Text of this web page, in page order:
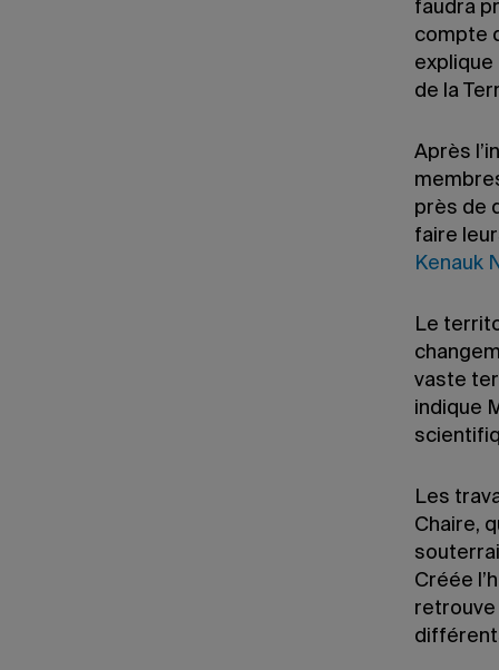
faudra
compte
explique
de la
Après
près de
faire
Kenauk
Le
vaste
indique
Les
Chaire,
Créée
retrouve